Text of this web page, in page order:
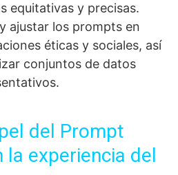
equitativas y precisas.
ajustar los prompts en
éticas y sociales, así
conjuntos de datos
del Prompt
la experiencia del